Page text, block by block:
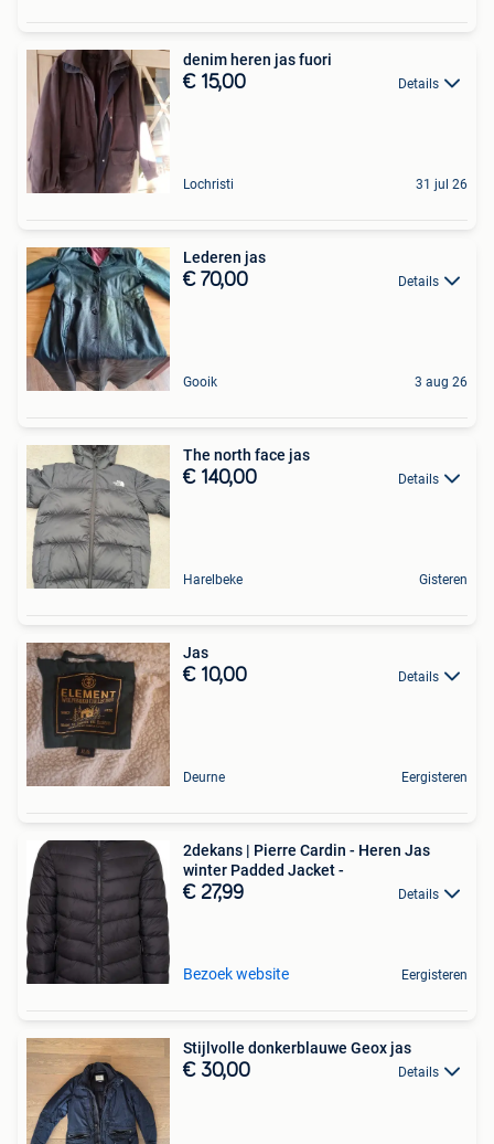
denim heren jas fuori
€ 15,00 Details
Lochristi 31 jul 26
Lederen jas
€ 70,00 Details
Gooik 3 aug 26
The north face jas
€ 140,00 Details
Harelbeke Gisteren
Jas
€ 10,00 Details
Deurne Eergisteren
2dekans | Pierre Cardin - Heren Jas
winter Padded Jacket -
€ 27,99 Details
Bezoek website Eergisteren
Stijlvolle donkerblauwe Geox jas
€ 30,00 Details